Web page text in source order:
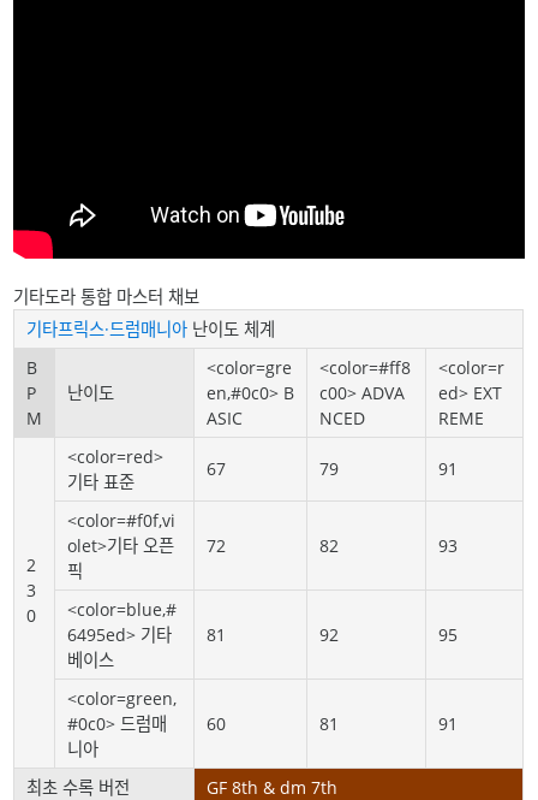
기타도라 통합 마스터 채보
기타프릭스·드럼매니아 난이도 체계
B
P
M
난이도
<color=gre
en,#0c0> B
ASIC
<color=#ff8
c00> ADVA
NCED
<color=r
ed> EXT
REME
2
3
0
<color=red>
기타 표준
67 79 91
<color=#f0f,vi
olet>기타 오픈
픽
72 82 93
<color=blue,#
6495ed> 기타
베이스
81 92 95
<color=green,
#0c0> 드럼매
니아
60 81 91
최초 수록 버전
GF 8th & dm 7th